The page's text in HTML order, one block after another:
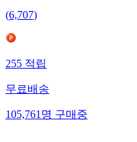
(6,707)
255적립
무료배송
105,761명구매중